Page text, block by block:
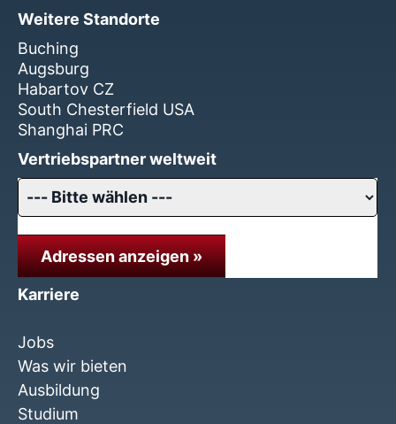
Weitere Standorte
Buching
Augsburg
Habartov CZ
South Chesterfield USA
Shanghai PRC
Vertriebspartner weltweit
Adressen anzeigen »
Karriere
Jobs
Was wir bieten
Ausbildung
Studium